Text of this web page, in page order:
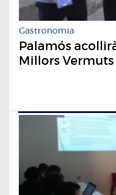
Gastronomia
Palamós
Millors